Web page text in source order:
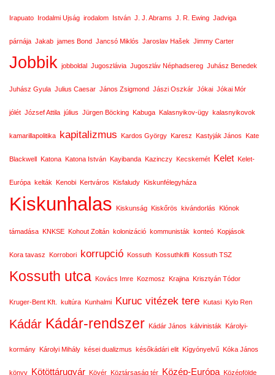
Irapuato Irodalmi Ujság irodalom István J. J. Abrams J. R. Ewing Jadviga
párnája Jakab james Bond Jancsó Miklós Jaroslav Hašek Jimmy Carter
Jobbik jobboldal Jugoszlávia Jugoszláv Néphadsereg Juhász Benedek
Juhász Gyula Julius Caesar János Zsigmond Jászi Oszkár Jókai Jókai Mór
jólét József Attila július Jürgen Böcking Kabuga Kalasnyikov-ügy kalasnyikovok
kamarillapolitika kapitalizmus Kardos György Karesz Kastyják János Kate
Blackwell Katona Katona István Kayibanda Kazinczy Kecskemét Kelet Kelet-
Európa kelták Kenobi Kertváros Kisfaludy Kiskunfélegyháza
Kiskunhalas Kiskunság Kiskőrös kivándorlás Klónok
támadása KNKSE Kohout Zoltán kolonizáció kommunisták konteó Kopjások
Kora tavasz Korrobori korrupció Kossuth Kossuthkifli Kossuth TSZ
Kossuth utca Kovács Imre Kozmosz Krajina Krisztyán Tódor
Kruger-Bent Kft. kultúra Kunhalmi Kuruc vitézek tere Kutasi Kylo Ren
Kádár Kádár-rendszer Kádár János kálvinisták Károlyi-
kormány Károlyi Mihály kései dualizmus későkádári elit Kígyónyelvű Kóka János
könyv Kötöttárugyár Kövér Köztársaság tér Közép-Európa Középfölde